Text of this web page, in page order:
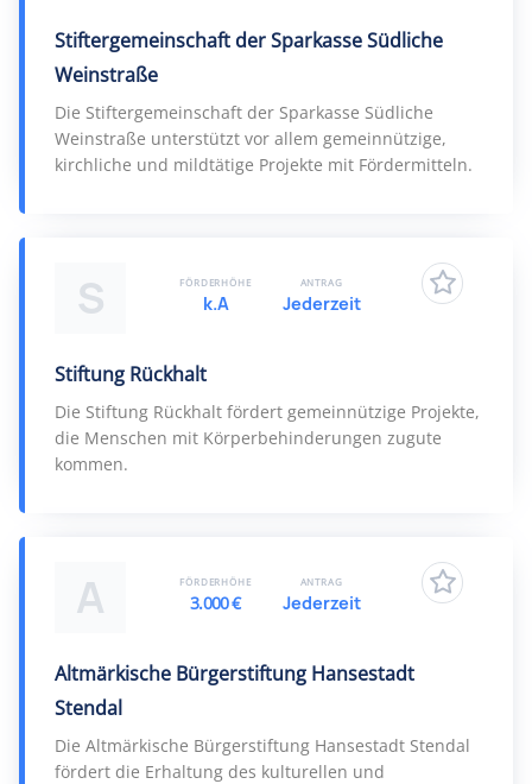
Stiftergemeinschaft der Sparkasse Südliche
Weinstraße
Die Stiftergemeinschaft der Sparkasse Südliche
Weinstraße unterstützt vor allem gemeinnützige,
kirchliche und mildtätige Projekte mit Fördermitteln.
S
Stiftung Rückhalt
Die Stiftung Rückhalt fördert gemeinnützige Projekte,
die Menschen mit Körperbehinderungen zugute
kommen.
FÖRDERHÖHE
k.A
ANTRAG
Jederzeit
A
Altmärkische Bürgerstiftung Hansestadt
Stendal
Die Altmärkische Bürgerstiftung Hansestadt Stendal
fördert die Erhaltung des kulturellen und
FÖRDERHÖHE
3.000 €
ANTRAG
Jederzeit